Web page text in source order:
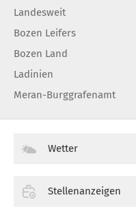
Landesweit
Bozen Leifers
Bozen Land
Ladinien
Meran-Burggrafenamt
Wetter
Stellenanzeigen